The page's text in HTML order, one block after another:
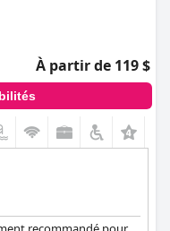
À partir de 119 $